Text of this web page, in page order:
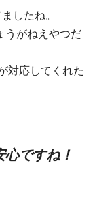
したね。
うがねえやつだ
対応してくれた
ですね！